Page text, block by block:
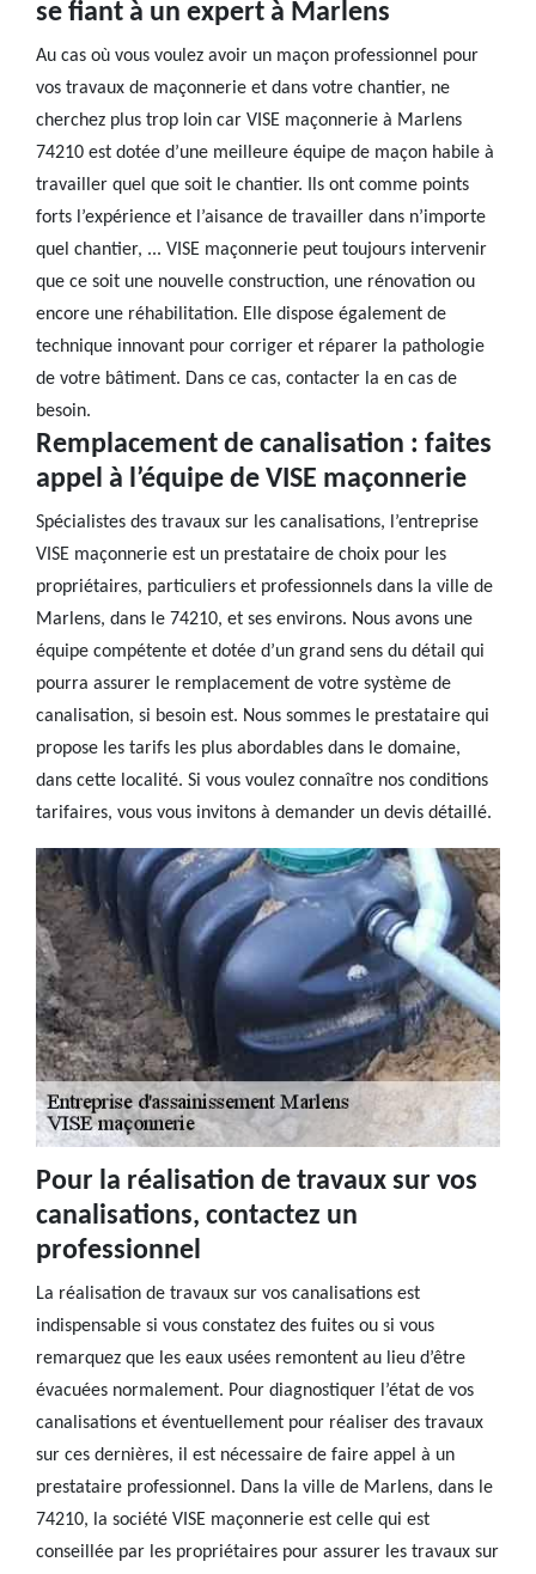
se fiant à un expert à Marlens
Au cas où vous voulez avoir un maçon professionnel pour
vos travaux de maçonnerie et dans votre chantier, ne
cherchez plus trop loin car VISE maçonnerie à Marlens
74210 est dotée d’une meilleure équipe de maçon habile à
travailler quel que soit le chantier. Ils ont comme points
forts l’expérience et l’aisance de travailler dans n’importe
quel chantier, ... VISE maçonnerie peut toujours intervenir
que ce soit une nouvelle construction, une rénovation ou
encore une réhabilitation. Elle dispose également de
technique innovant pour corriger et réparer la pathologie
de votre bâtiment. Dans ce cas, contacter la en cas de
besoin.
Remplacement de canalisation : faites
appel à l’équipe de VISE maçonnerie
Spécialistes des travaux sur les canalisations, l’entreprise
VISE maçonnerie est un prestataire de choix pour les
propriétaires, particuliers et professionnels dans la ville de
Marlens, dans le 74210, et ses environs. Nous avons une
équipe compétente et dotée d’un grand sens du détail qui
pourra assurer le remplacement de votre système de
canalisation, si besoin est. Nous sommes le prestataire qui
propose les tarifs les plus abordables dans le domaine,
dans cette localité. Si vous voulez connaître nos conditions
tarifaires, vous vous invitons à demander un devis détaillé.
Pour la réalisation de travaux sur vos
canalisations, contactez un
professionnel
La réalisation de travaux sur vos canalisations est
indispensable si vous constatez des fuites ou si vous
remarquez que les eaux usées remontent au lieu d’être
évacuées normalement. Pour diagnostiquer l’état de vos
canalisations et éventuellement pour réaliser des travaux
sur ces dernières, il est nécessaire de faire appel à un
prestataire professionnel. Dans la ville de Marlens, dans le
74210, la société VISE maçonnerie est celle qui est
conseillée par les propriétaires pour assurer les travaux sur